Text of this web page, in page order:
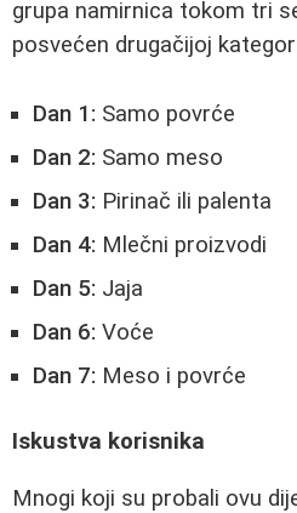
grupa namirnica tokom tri
posvećen drugačijoj
Dan 1: Samo povrće
Dan 2: Samo meso
Dan 3: Pirinač ili palenta
Dan 4: Mlečni proizvodi
Dan 5: Jaja
Dan 6: Voće
Dan 7: Meso i povrće
Iskustva korisnika
Mnogi koji su probali ovu